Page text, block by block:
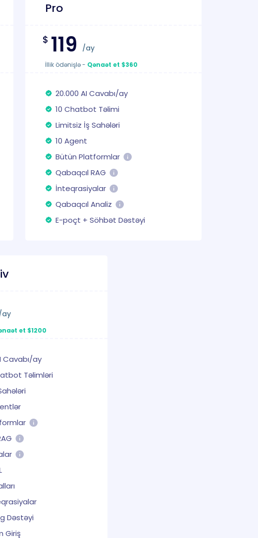
Pro
$ 119 /ay
İllik ödənişlə- Qənaət et $360
20.000 AI Cavabı/ay
10 Chatbot Təlimi
Limitsiz İş Sahələri
10 Agent
Bütün Platformlar
Qabaqcıl RAG
İnteqrasiyalar
Qabaqcıl Analiz
E-poçt + Söhbət Dəstəyi
et $1200
Cavabı/ay
Təlimləri
Dəstəyi
Giriş